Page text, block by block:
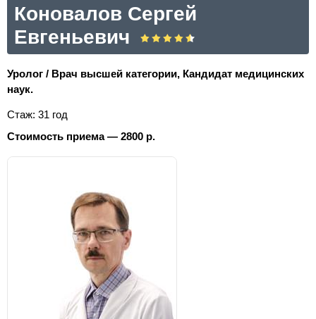
Коновалов Сергей
Евгеньевич
Уролог / Врач высшей категории, Кандидат медицинских
наук.
Стаж: 31 год
Стоимость приема — 2800 р.